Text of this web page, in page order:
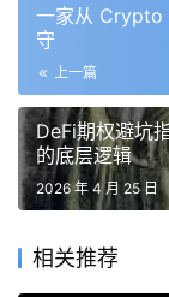
融资成本。
从首发的9%年
目前已经触达到
入场，让STRC
一家从 Crypto
守
上一篇
DeFi期权避坑
的底层逻辑
2026 年 4 月 25 日
相关推荐